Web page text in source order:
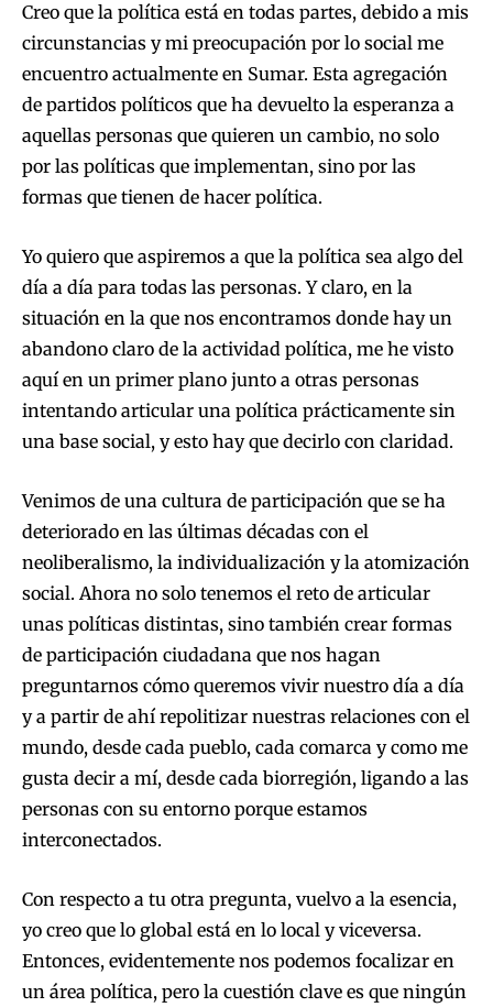
Creo que la política está en todas partes, debido a mis
circunstancias y mi preocupación por lo social me
encuentro actualmente en Sumar. Esta agregación
de partidos políticos que ha devuelto la esperanza a
aquellas personas que quieren un cambio, no solo
por las políticas que implementan, sino por las
formas que tienen de hacer política.
Yo quiero que aspiremos a que la política sea algo del
día a día para todas las personas. Y claro, en la
situación en la que nos encontramos donde hay un
abandono claro de la actividad política, me he visto
aquí en un primer plano junto a otras personas
intentando articular una política prácticamente sin
una base social, y esto hay que decirlo con claridad.
Venimos de una cultura de participación que se ha
deteriorado en las últimas décadas con el
neoliberalismo, la individualización y la atomización
social. Ahora no solo tenemos el reto de articular
unas políticas distintas, sino también crear formas
de participación ciudadana que nos hagan
preguntarnos cómo queremos vivir nuestro día a día
y a partir de ahí repolitizar nuestras relaciones con el
mundo, desde cada pueblo, cada comarca y como me
gusta decir a mí, desde cada biorregión, ligando a las
personas con su entorno porque estamos
interconectados.
Con respecto a tu otra pregunta, vuelvo a la esencia,
yo creo que lo global está en lo local y viceversa.
Entonces, evidentemente nos podemos focalizar en
un área política, pero la cuestión clave es que ningún